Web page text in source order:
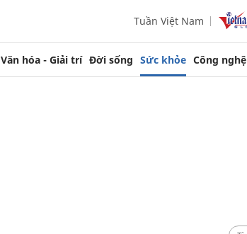
Tuần Việt Nam
Văn hóa - Giải trí Đời sống Sức khỏe Công nghệ